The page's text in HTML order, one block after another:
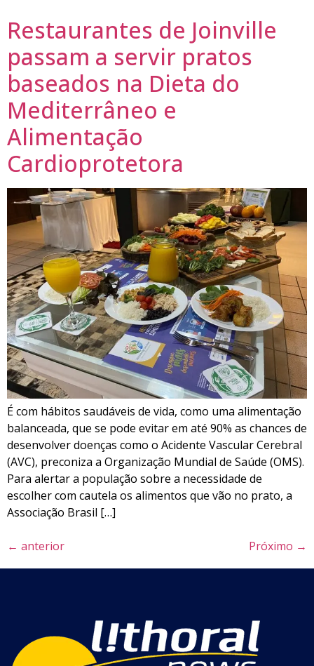
Restaurantes de Joinville
passam a servir pratos
baseados na Dieta do
Mediterrâneo e
Alimentação
Cardioprotetora
É com hábitos saudáveis de vida, como uma alimentação
balanceada, que se pode evitar em até 90% as chances de
desenvolver doenças como o Acidente Vascular Cerebral
(AVC), preconiza a Organização Mundial de Saúde (OMS).
Para alertar a população sobre a necessidade de
escolher com cautela os alimentos que vão no prato, a
Associação Brasil […]
← anterior Próximo →